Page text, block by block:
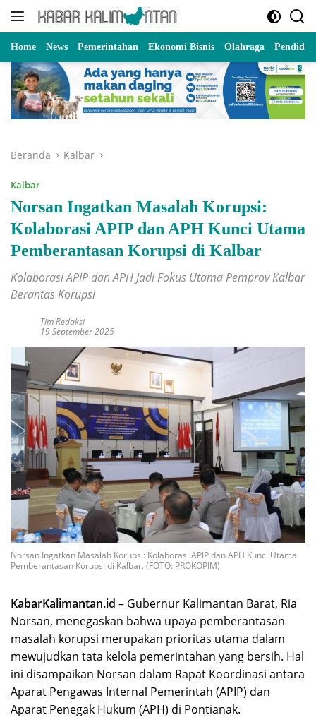
Langsung
Home News Pemerintahan Ekonomi Bisnis Olahraga
Beranda Kalbar
Kalbar
Norsan Ingatkan Masalah Korupsi:
Kolaborasi APIP dan APH Kunci Utama
Pemberantasan Korupsi di Kalbar
Kolaborasi APIP dan APH Jadi Fokus Utama Pemprov Kalbar
Berantas Korupsi
Tim Redaksi
19 September 2025
Norsan Ingatkan Masalah Korupsi: Kolaborasi APIP dan APH Kunci Utama
Pemberantasan Korupsi di Kalbar. (FOTO: PROKOPIM)
KabarKalimantan.id – Gubernur Kalimantan Barat, Ria
Norsan, menegaskan bahwa upaya pemberantasan
masalah korupsi merupakan prioritas utama dalam
mewujudkan tata kelola pemerintahan yang bersih. Hal
ini disampaikan Norsan dalam Rapat Koordinasi antara
Aparat Pengawas Internal Pemerintah (APIP) dan
Aparat Penegak Hukum (APH) di Pontianak.